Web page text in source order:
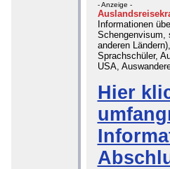
- Anzeige -
Informationen
Schengenvisum,
anderen
Sprachschüler,
USA,
Hier